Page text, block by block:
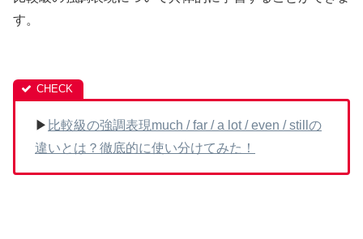
す。
▶ 比較級の強調表現much / far / a lot / even / stillの
違いとは？徹底的に使い分けてみた！